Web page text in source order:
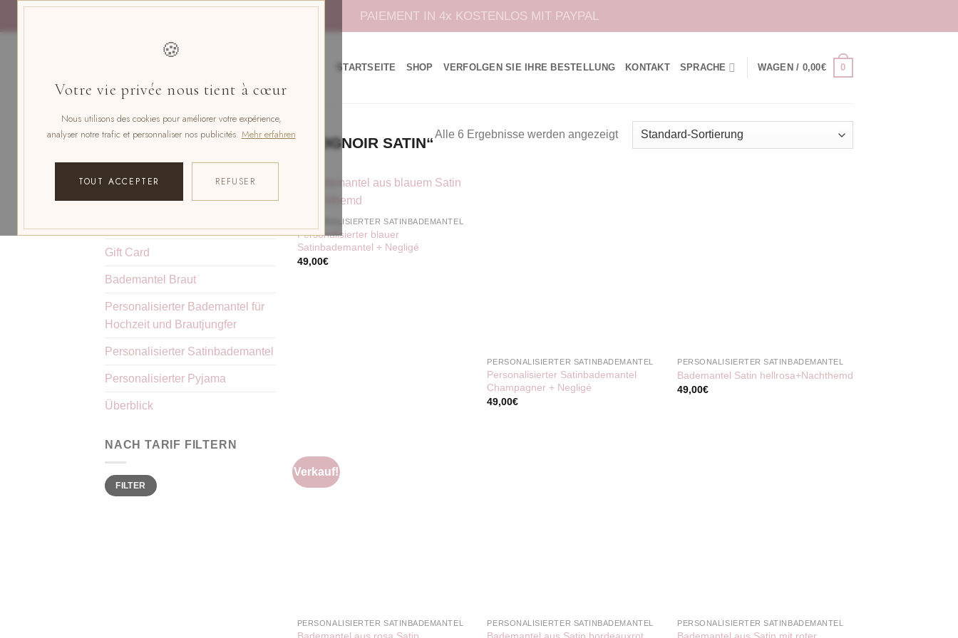
🍪
Votre vie privée nous tient à cœur
Nous utilisons des cookies pour améliorer votre expérience,
analyser notre trafic et personnaliser nos publicités. Mehr erfahren
TOUT ACCEPTER REFUSER
PAIEMENT IN 4x KOSTENLOS MIT PAYPAL
STARTSEITE SHOP VERFOLGEN SIE IHRE BESTELLUNG KONTAKT SPRACHE WAGEN / 0,00€ 0
STARTSEITE / PRODUKTE
VERSCHLAGWORTET MIT „PEIGNOIR SATIN“
Alle 6 Ergebnisse werden angezeigt
PRODUKTKATEGORIEN
Zubehör
Gift Card
Bademantel Braut
Personalisierter Bademantel für
Hochzeit und Brautjungfer
Personalisierter Satinbademantel
Personalisierter Pyjama
Überblick
NACH TARIF FILTERN
Mindestpreis
Maximaler
PreisFILTER
PERSONALISIERTER SATINBADEMANTEL
Personalisierter blauer
Satinbademantel + Negligé
49,00€
PERSONALISIERTER SATINBADEMANTEL
Personalisierter Satinbademantel
Champagner + Negligé
49,00€
PERSONALISIERTER SATINBADEMANTEL
Bademantel Satin hellrosa+Nachthemd
49,00€
Verkauf!
PERSONALISIERTER SATINBADEMANTEL PERSONALISIERTER SATINBADEMANTEL PERSONALISIERTER SATINBADEMANTEL